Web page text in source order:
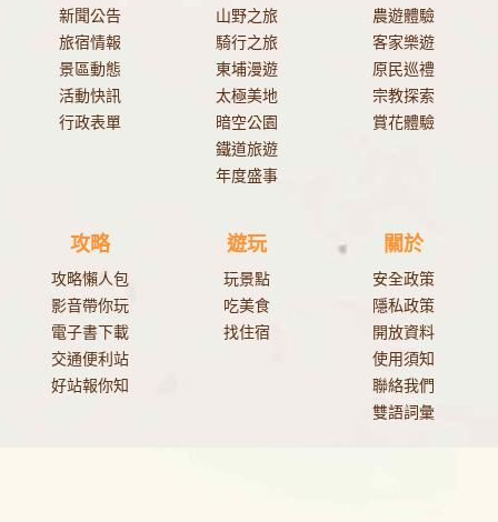
新聞公告
旅宿情報
景區動態
活動快訊
行政表單
山野之旅
騎行之旅
東埔漫遊
太極美地
暗空公園
鐵道旅遊
年度盛事
農遊體驗
客家樂遊
原民巡禮
宗教探索
賞花體驗
攻略
攻略懶人包
影音帶你玩
電子書下載
交通便利站
好站報你知
遊玩
玩景點
吃美食
找住宿
關於
安全政策
隱私政策
開放資料
使用須知
聯絡我們
雙語詞彙